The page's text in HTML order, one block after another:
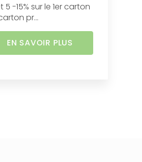
-15% sur le 1er carton
pr...
EN SAVOIR PLUS